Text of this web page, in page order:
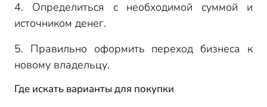
4. Определиться с необходимой суммой и
источником денег.
5. Правильно оформить переход бизнеса к
новому владельцу.
Где искать варианты для покупки